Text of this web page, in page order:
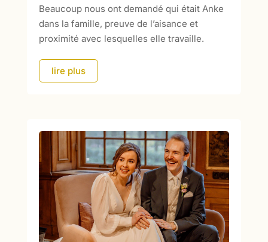
Beaucoup nous ont demandé qui était Anke
dans la famille, preuve de l’aisance et
proximité avec lesquelles elle travaille.
lire plus